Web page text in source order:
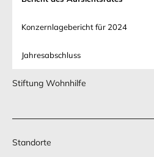
Konzernlagebericht für 2024
Jahresabschluss
Stiftung Wohnhilfe
Standorte